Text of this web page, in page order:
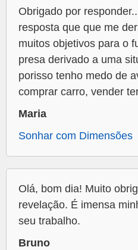
Obrigado por
resposta que que me
muitos objetivos para o
presa derivado a uma
porisso tenho medo de
comprar carro, vender
Maria
Sonhar com Dimensões
Olá, bom dia! Muito
revelação. É imensa
seu trabalho.
Bruno